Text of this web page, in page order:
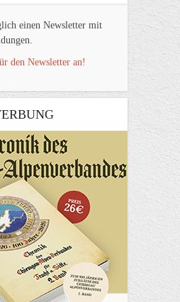
einen Newsletter mit
den Newsletter an!